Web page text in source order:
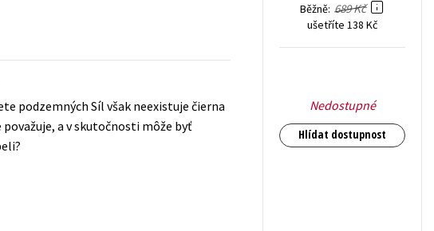
(SK)
literatura
podzemných Síl však neexistuje čierna
a v skutočnosti môže byť
Běžně 689 Kč
ušetříte 138 Kč
Nedostupné
Hlídat dostupnost